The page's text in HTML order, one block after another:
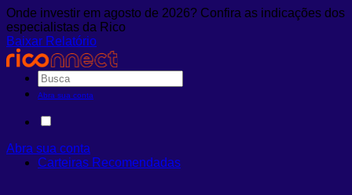
Onde investir em agosto de 2026? Confira as indicações dos
especialistas da Rico
Baixar Relatório
Abra sua conta
Abra sua conta
Carteiras Recomendadas